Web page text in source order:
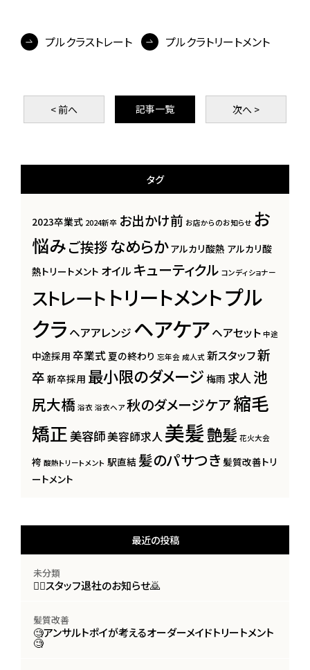
プルクラストレート プルクラトリートメント
< 前へ 記事一覧 次へ >
タグ
2023卒業式 2024新卒 お出かけ前 お店からのお知らせ お
悩みご挨拶 なめらか アルカリ酸熱 アルカリ酸
熱トリートメント オイル キューティクル コンディショナー
ストレート トリートメントプル
クラ ヘアアレンジ ヘアケアヘアセット 中途
中途採用 卒業式夏の終わり 忘年会 成人式 新スタッフ新
卒 新卒採用 最小限のダメージ梅雨 求人池
尻大橋 浴衣 浴衣ヘア 秋のダメージケア縮毛
矯正 美容師美容師求人美髪艶髪 花火大会
袴 酸熱トリートメント 駅直結 髪のパサつき 髪質改善トリ
ートメント
最近の投稿
未分類
🙇‍♀️スタッフ退社のお知らせ🙇
髪質改善
🧐アンサルトポイが考えるオーダーメイドトリートメント
🧐